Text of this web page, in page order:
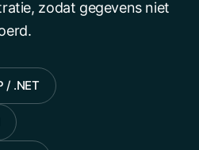
zodat gegevens niet
/ .NET